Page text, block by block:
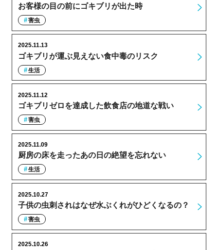
お客様の目の前にゴキブリが出た時
害虫
ゴキブリが運ぶ見えない食中毒のリスク
2025.11.13
生活
ゴキブリゼロを達成した飲食店の地道な戦い
2025.11.12
害虫
厨房の床を走ったあの日の絶望を忘れない
2025.11.09
生活
子供の虫刺されはなぜ水ぶくれがひどくなるの？
2025.10.27
害虫
2025.10.26